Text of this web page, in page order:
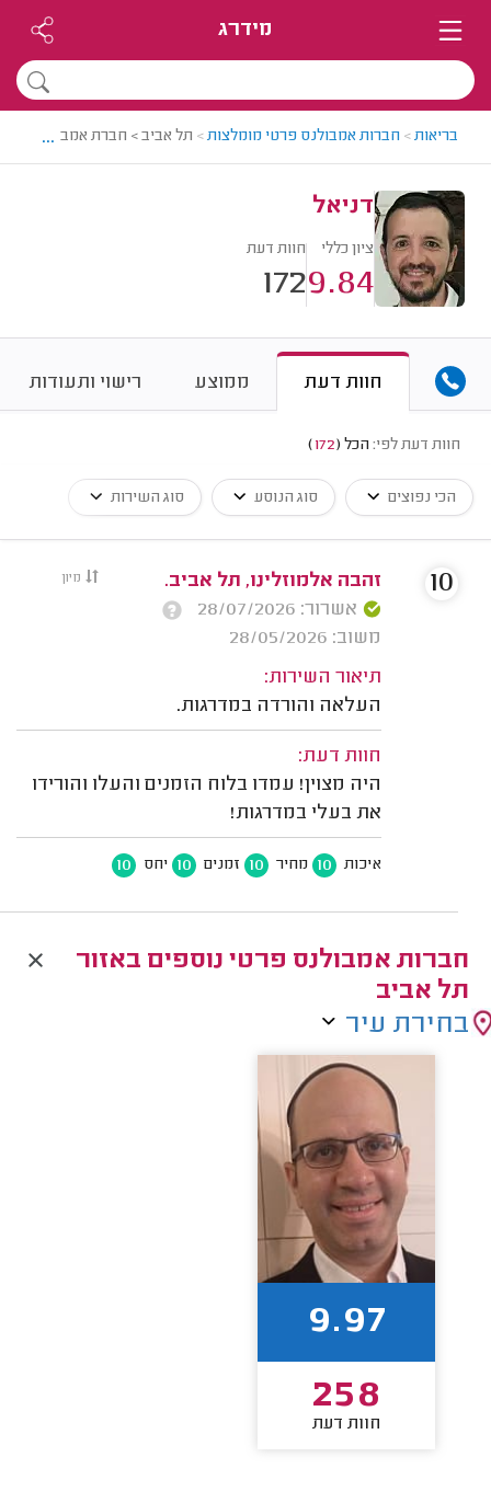
מידרג
בריאות> חברות אמבולנס פרטי מומלצות> תל אביב > חברת אמבולנס
...
דניאל
ציון כללי
9.84
חוות דעת
172
חוות דעת ממוצע רישוי ותעודות
חוות דעת לפי: הכל (
172
)
הכי נפוצים סוג הנוסע סוג השירות
מיון
זהבה אלמוזלינו, תל אביב.
אשרור: 28/07/2026
משוב: 28/05/2026
תיאור השירות:
העלאה והורדה במדרגות.
חוות דעת:
היה מצוין! עמדו בלוח הזמנים והעלו והורידו
את בעלי במדרגות!
איכות 10 מחיר 10 זמנים 10 יחס 10
10
חברות אמבולנס פרטי נוספים באזור
תל אביב
בחירת עיר
9.97
258
חוות דעת